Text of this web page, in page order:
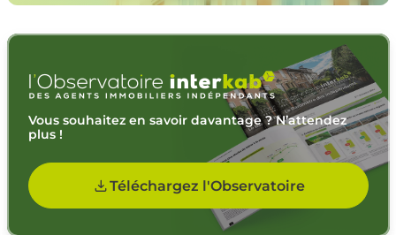
Vous souhaitez en savoir davantage ? N’attendez
plus !
Téléchargez l'Observatoire